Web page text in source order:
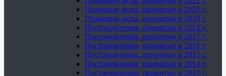
Правовые акты, принятые в 2020 г.
Правовые акты, принятые в 2019 г.
Постановления, принятые в 2018 г.
Постановления, принятые в 2017 г.
Постановления, принятые в 2016 г.
Постановления, принятые в 2015 г.
Постановления, принятые в 2014 г.
Постановления, принятые в 2013 г.